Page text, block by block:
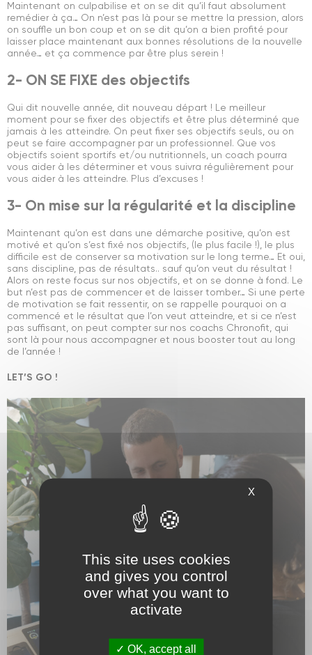
Maintenant on culpabilise et on se dit qu’il faut absolument
remédier à ça… On n’est pas là pour se mettre la pression, alors
on souffle un bon coup et on se dit qu’on a bien profité pour
laisser place maintenant aux bonnes résolutions de la nouvelle
année… et ça commence par être plus serein !
2- ON SE FIXE des objectifs
Qui dit nouvelle année, dit nouveau départ ! Le meilleur
moment pour se fixer des objectifs et être plus déterminé que
jamais à les atteindre. On peut fixer ses objectifs seuls, ou on
peut se faire accompagner par un professionnel. Que vos
objectifs soient sportifs et/ou nutritionnels, un coach pourra
vous aider à les déterminer et vous suivra régulièrement pour
vous aider à les atteindre. Plus d’excuses !
3- On mise sur la régularité et la discipline
Maintenant qu’on est dans une démarche positive, qu’on est
motivé et qu’on s’est fixé nos objectifs, (le plus facile !), le plus
difficile est de conserver sa motivation sur le long terme… Et oui,
sans discipline, pas de résultats.. sauf qu’on veut du résultat !
Alors on reste focus sur nos objectifs, et on se donne à fond. Le
but n’est pas de commencer et de laisser tomber… Si une perte
de motivation se fait ressentir, on se rappelle pourquoi on a
commencé et le résultat que l’on veut atteindre, et si ce n’est
pas suffisant, on peut compter sur nos coachs Chronofit, qui
sont là pour nous accompagner et nous booster tout au long
de l’année !
LET’S GO !
X
This site uses cookies
and gives you control
over what you want to
activate
OK, accept all